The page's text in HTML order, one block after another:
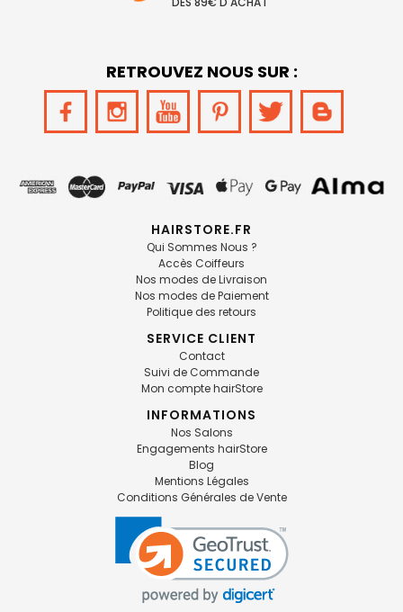
RETROUVEZ NOUS SUR :
HAIRSTORE.FR
Qui Sommes Nous ?
Accès Coiffeurs
Nos modes de Livraison
Nos modes de Paiement
Politique des retours
SERVICE CLIENT
Contact
Suivi de Commande
Mon compte hairStore
INFORMATIONS
Nos Salons
Engagements hairStore
Blog
Mentions Légales
Conditions Générales de Vente